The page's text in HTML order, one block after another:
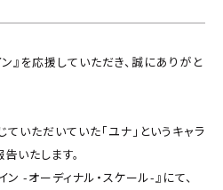
ン』を応援していただき、誠にありがと
いただいていた「ユナ」というキャラ
いたします。
ン -オーディナル・スケール-』にて、